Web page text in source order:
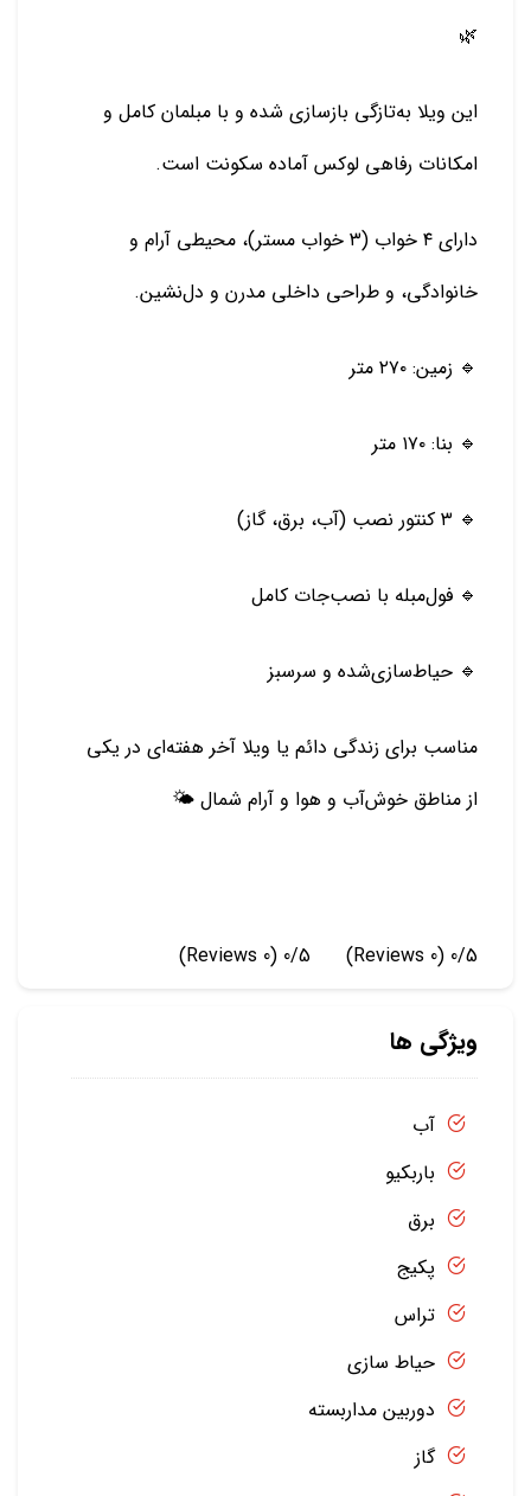
🌿
این ویلا به‌تازگی بازسازی شده و با مبلمان کامل و
امکانات رفاهی لوکس آماده سکونت است.
دارای ۴ خواب (۳ خواب مستر)، محیطی آرام و
خانوادگی، و طراحی داخلی مدرن و دل‌نشین.
🔹 زمین: ۲۷۰ متر
🔹 بنا: ۱۷۰ متر
🔹 ۳ کنتور نصب (آب، برق، گاز)
🔹 فول‌مبله با نصب‌جات کامل
🔹 حیاط‌سازی‌شده و سرسبز
مناسب برای زندگی دائم یا ویلا آخر هفته‌ای در یکی
از مناطق خوش‌آب‌ و هوا و آرام شمال 🌤️
0/5
(0 Reviews)
0/5
(0 Reviews)
ویژگی ها
آب
باربکیو
برق
پکیج
تراس
حیاط سازی
دوربین مداربسته
گاز